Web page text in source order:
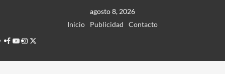
agosto 8, 2026
Inicio
Publicidad
Contacto
Facebook
Youtube
Instagram
Twitter